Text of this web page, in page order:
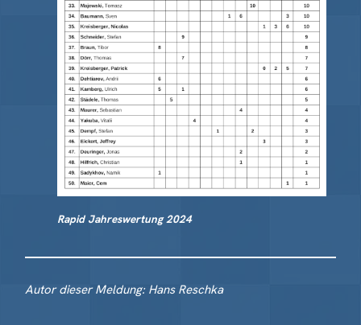
Rapid Jahreswertung 2024
Autor dieser Meldung: Hans Reschka